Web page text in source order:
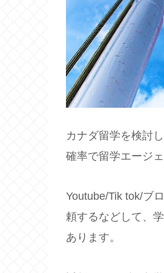
カナダ留学を検討
確率で留学エージ
Youtube/Tik tok/ブ
頼するなどして、
あります。